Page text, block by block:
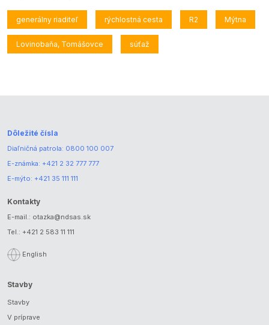
generálny riaditeľ rýchlostná cesta R2 Mýtna
Lovinobaňa, Tomášovce súťaž
Dôležité čísla
Diaľničná patrola: 0800 100 007
E-známka: +421 2 32 777 777
E-mýto: +421 35 111 111
Kontakty
E-mail.: otazka@ndsas.sk
Tel.: +421 2 583 11 111
English
Stavby
Stavby
V príprave